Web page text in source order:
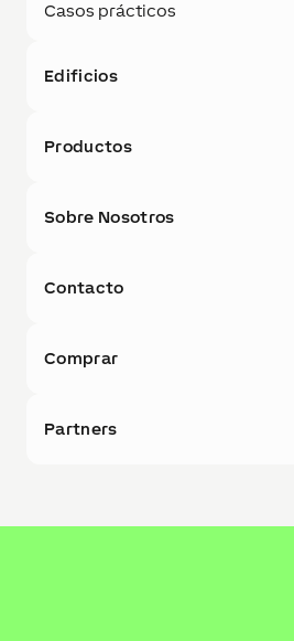
Casos prácticos
Edificios
Productos
Sobre Nosotros
Contacto
Comprar
Partners